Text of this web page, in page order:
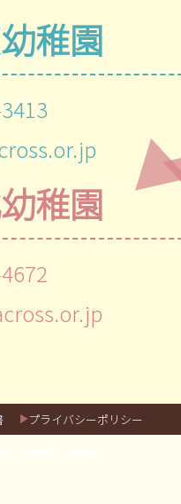
稚園
稚園
プライバシーポリシー